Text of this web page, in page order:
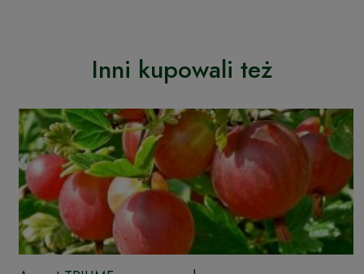
Inni kupowali też